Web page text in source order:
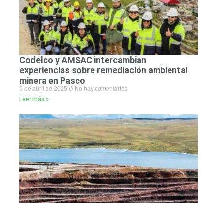
Codelco y AMSAC intercambian
experiencias sobre remediación ambiental
minera en Pasco
9 de abril de 2025
No hay comentarios
Leer más »